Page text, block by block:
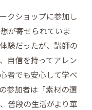
クショップに参加し
が寄せられていま
験だったが、講師の
自信を持ってアレン
者でも安心して学べ
参加者は「素材の選
普段の生活がより華